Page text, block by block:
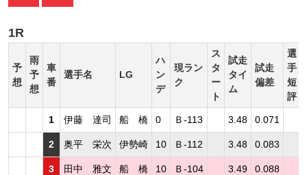
1R
予
想
雨
予
想
車
番
選手名 LG
ハ
ン
デ
現ラン
ク
ス
タ
ー
ト
試走
タイ
ム
試走
偏差
選
手
短
評
1 伊藤 達司 船 橋 0 Ｂ-113 3.48 0.071
2 奥平 栄次 伊勢崎 10 Ｂ-112 3.48 0.083
3 田中 雅文 船 橋 10 Ｂ-104 3.49 0.088